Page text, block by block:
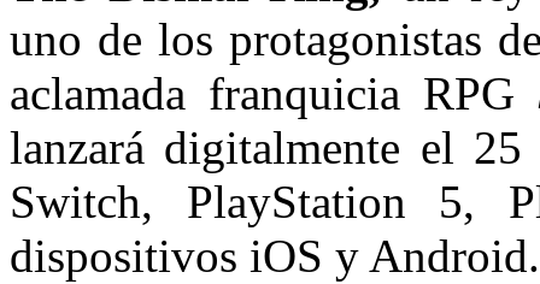
uno de los protagonistas
aclamada franquicia RPG
lanzará digitalmente el
Switch, PlayStation 5,
dispositivos iOS y Android.